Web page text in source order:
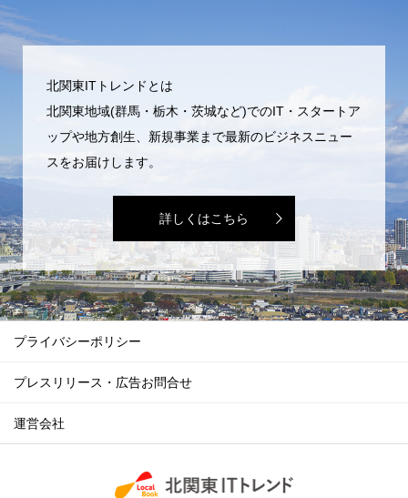
北関東ITトレンドとは
北関東地域(群馬・栃木・茨城など)でのIT・スタートア
ップや地方創生、新規事業まで最新のビジネスニュー
スをお届けします。
詳しくはこちら
プライバシーポリシー
プレスリリース・広告お問合せ
運営会社